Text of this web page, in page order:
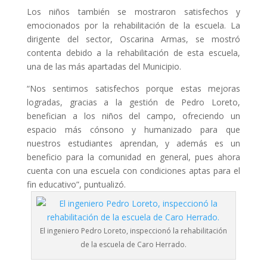
Los niños también se mostraron satisfechos y
emocionados por la rehabilitación de la escuela. La
dirigente del sector, Oscarina Armas, se mostró
contenta debido a la rehabilitación de esta escuela,
una de las más apartadas del Municipio.
“Nos sentimos satisfechos porque estas mejoras
logradas, gracias a la gestión de Pedro Loreto,
benefician a los niños del campo, ofreciendo un
espacio más cónsono y humanizado para que
nuestros estudiantes aprendan, y además es un
beneficio para la comunidad en general, pues ahora
cuenta con una escuela con condiciones aptas para el
fin educativo”, puntualizó.
El ingeniero Pedro Loreto, inspeccionó la rehabilitación
de la escuela de Caro Herrado.